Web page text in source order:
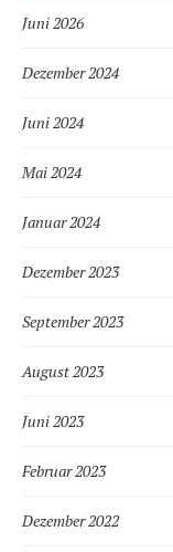
Juni 2026
Dezember 2024
Juni 2024
Mai 2024
Januar 2024
Dezember 2023
September 2023
August 2023
Juni 2023
Februar 2023
Dezember 2022